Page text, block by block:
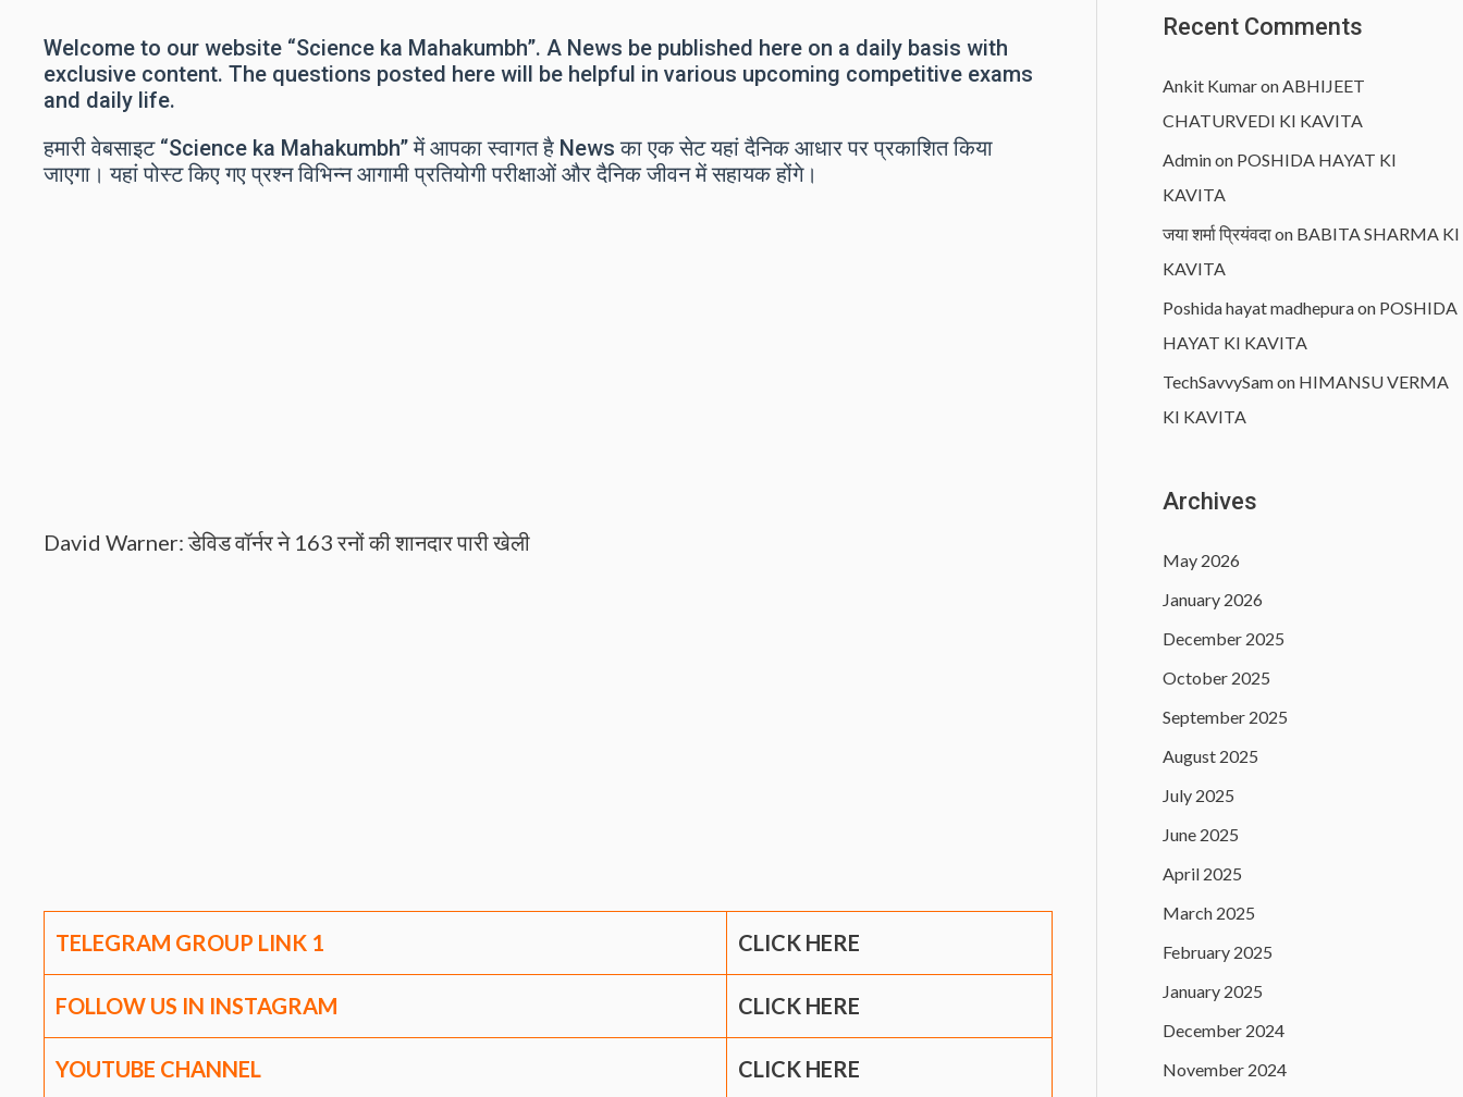
Welcome to our website “Science ka Mahakumbh”. A News be published here on a daily basis with
exclusive content. The questions posted here will be helpful in various upcoming competitive exams
and daily life.
हमारी वेबसाइट “Science ka Mahakumbh” में आपका स्वागत है News का एक सेट यहां दैनिक आधार पर प्रकाशित किया
जाएगा। यहां पोस्ट किए गए प्रश्न विभिन्न आगामी प्रतियोगी परीक्षाओं और दैनिक जीवन में सहायक होंगे।
David Warner: डेविड वॉर्नर ने 163 रनों की शानदार पारी खेली
TELEGRAM GROUP LINK 1 CLICK HERE
FOLLOW US IN INSTAGRAM CLICK HERE
YOUTUBE CHANNEL CLICK HERE
Recent Comments
Ankit KumaronABHIJEET
CHATURVEDI KI KAVITA
Adminon POSHIDA HAYAT KI
KAVITA
जया शर्मा प्रियंवदाon BABITA SHARMA KI
KAVITA
Poshida hayat madhepuraon POSHIDA
HAYAT KI KAVITA
TechSavvySamon HIMANSU VERMA
KI KAVITA
Archives
May 2026
January 2026
December 2025
October 2025
September 2025
August 2025
July 2025
June 2025
April 2025
March 2025
February 2025
January 2025
December 2024
November 2024